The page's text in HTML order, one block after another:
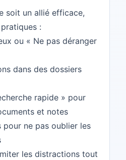
soit un allié efficace,
:
ou « Ne pas déranger
dans des dossiers
rapide » pour
et notes
pour ne pas oublier les
les distractions tout